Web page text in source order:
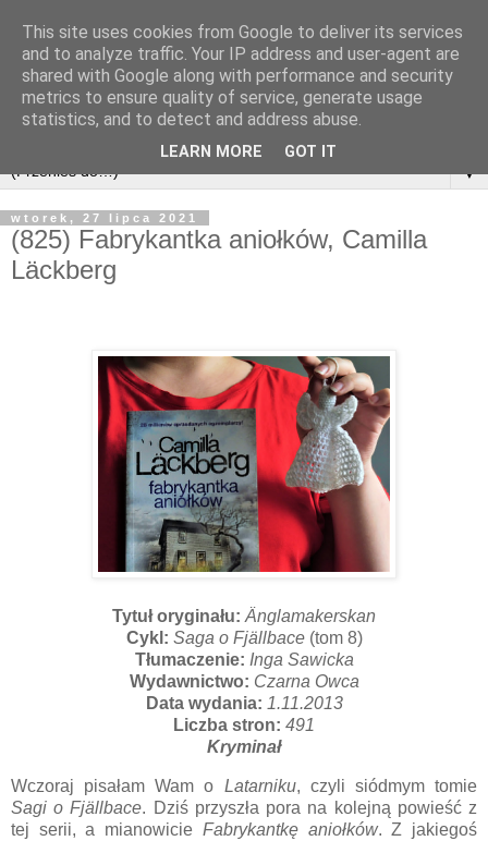
▼
wtorek, 27 lipca 2021
(825) Fabrykantka aniołków, Camilla
Läckberg
Tytuł oryginału:Änglamakerskan
Cykl: Saga o Fjällbace(tom 8)
Tłumaczenie: Inga Sawicka
Wydawnictwo: Czarna Owca
Data wydania: 1.11.2013
Liczba stron: 491
Kryminał
Wczoraj pisałam Wam o Latarniku, czyli siódmym tomie
Sagi o Fjällbace. Dziś przyszła pora na kolejną powieść z
tej serii, a mianowicie Fabrykantkę aniołków. Z jakiegoś
This site uses cookies from Google to deliver its services
and to analyze traffic. Your IP address and user-agent are
shared with Google along with performance and security
metrics to ensure quality of service, generate usage
statistics, and to detect and address abuse.
LEARN MORE GOT IT